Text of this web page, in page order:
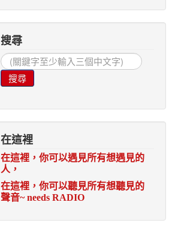
搜尋
搜
尋...
搜尋
在這裡
在這裡，你可以遇見所有想遇見的
人，
在這裡，你可以聽見所有想聽見的
聲音~ needs RADIO